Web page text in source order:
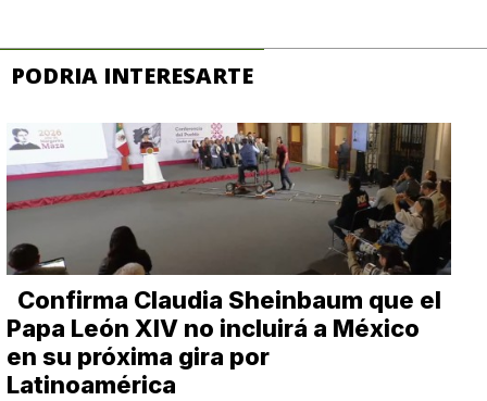
PODRIA INTERESARTE
Confirma Claudia Sheinbaum que el
Papa León XIV no incluirá a México
en su próxima gira por
Latinoamérica